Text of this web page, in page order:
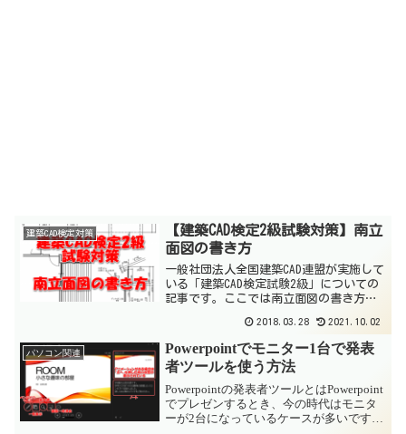
建築CAD検定対策
【建築CAD検定2級試験対策】南立
面図の書き方
一般社団法人全国建築CAD連盟が実施して
いる「建築CAD検定試験2級」についての
記事です。ここでは南立面図の書き方に
ましたのでご覧ください。建築CAD検定試
験2級の南立面図概要建築CAD検定試験2級
では1...
2018.03.28 2021.10.02
パソコン関連
Powerpointでモニター1台で発表
者ツールを使う方法
Powerpointの発表者ツールとはPowerpoint
でプレゼンするとき、今の時代はモニタ
ーが2台になっているケースが多いです。